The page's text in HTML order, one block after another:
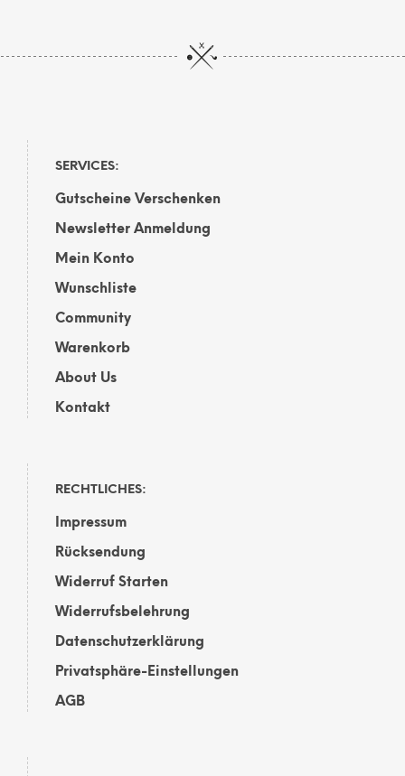
SERVICES:
Gutscheine Verschenken
Newsletter Anmeldung
Mein Konto
Wunschliste
Community
Warenkorb
About Us
Kontakt
RECHTLICHES:
Impressum
Rücksendung
Widerruf Starten
Widerrufsbelehrung
Datenschutzerklärung
Privatsphäre-Einstellungen
AGB